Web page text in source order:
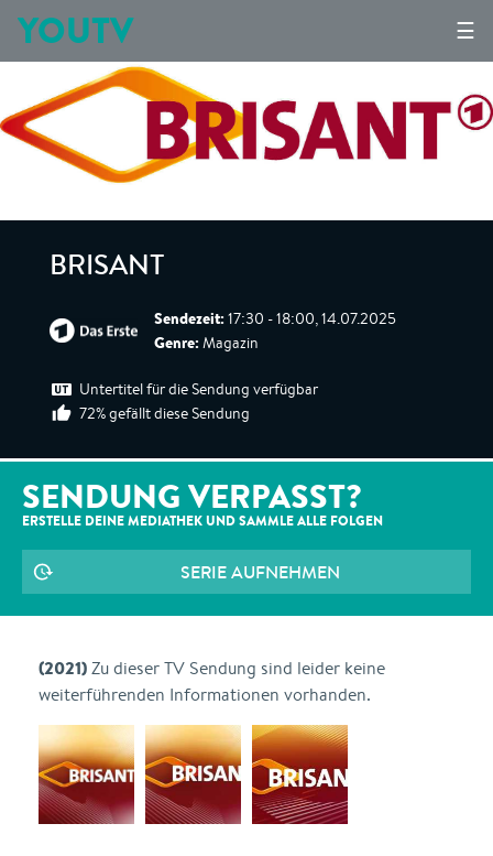
☰
YOUTV
BRISANT
Sendezeit: 17:30 - 18:00, 14.07.2025
Genre: Magazin
Untertitel für die Sendung verfügbar
72% gefällt diese Sendung
SENDUNG VERPASST?
ERSTELLE DEINE MEDIATHEK UND SAMMLE ALLE FOLGEN
SERIE AUFNEHMEN
(2021)Zu dieser TV Sendung sind leider keine
weiterführenden Informationen vorhanden.